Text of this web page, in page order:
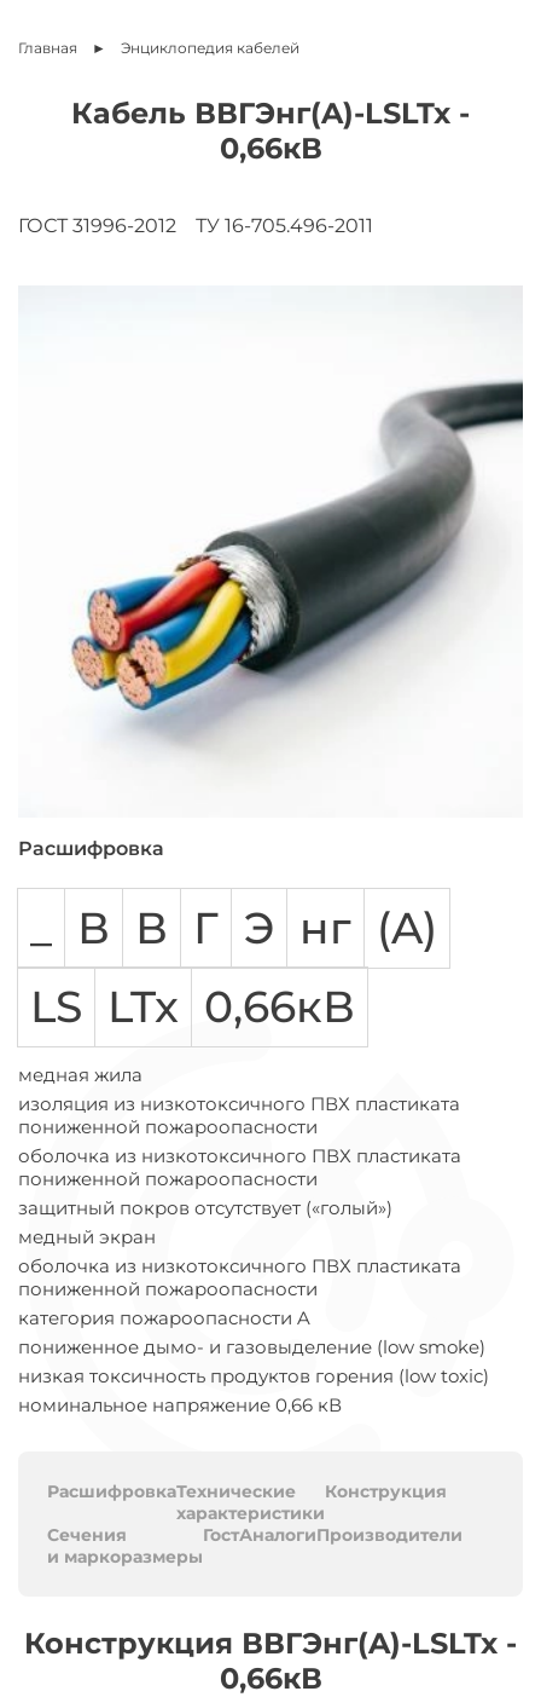
Главная Энциклопедия кабелей
Кабель ВВГЭнг(A)-LSLTx -
0,66кВ
ГОСТ 31996-2012 ТУ 16-705.496-2011
Расшифровка
В В Г Э нг (A)
LS LTx 0,66кВ
медная жила
изоляция из низкотоксичного ПВХ пластиката
пониженной пожароопасности
оболочка из низкотоксичного ПВХ пластиката
пониженной пожароопасности
защитный покров отсутствует («голый»)
медный экран
оболочка из низкотоксичного ПВХ пластиката
пониженной пожароопасности
категория пожароопасности A
пониженное дымо- и газовыделение (low smoke)
низкая токсичность продуктов горения (low toxic)
номинальное напряжение 0,66 кВ
РасшифровкаТехнические
характеристики
Конструкция
Сечения
и маркоразмеры
ГостАналогиПроизводители
Конструкция ВВГЭнг(A)-LSLTx -
0,66кВ